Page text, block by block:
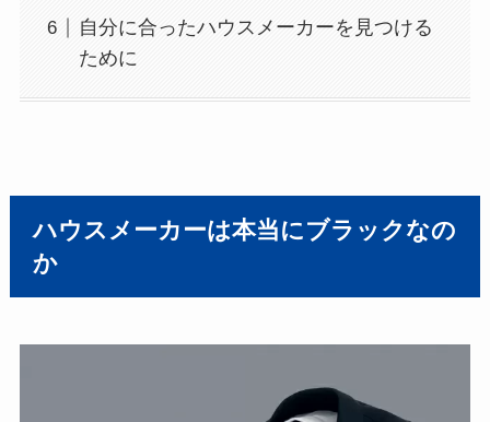
自分に合ったハウスメーカーを見つける
ために
ハウスメーカーは本当にブラックなの
か